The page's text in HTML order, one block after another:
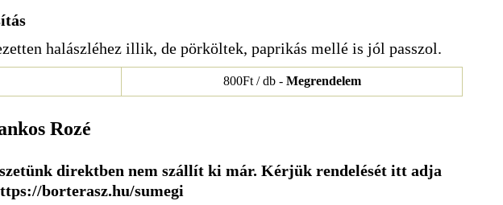
halászléhez illik, de pörköltek, paprikás mellé is jól passzol.
800Ft / db - Megrendelem
Rozé
direktben nem szállít ki már. Kérjük rendelését itt adja
borterasz.hu/sumegi